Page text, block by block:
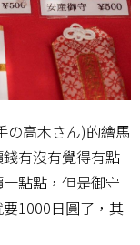
の高木さん)的繪馬
有沒有覺得有點
點點，但是御守
1000日圓了，其